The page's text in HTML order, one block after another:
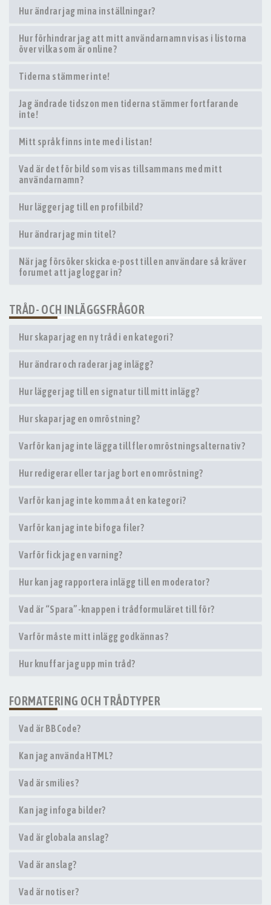
Hur ändrar jag mina inställningar?
Hur förhindrar jag att mitt användarnamn visas i listorna
över vilka som är online?
Tiderna stämmer inte!
Jag ändrade tidszon men tiderna stämmer fortfarande
inte!
Mitt språk finns inte med i listan!
Vad är det för bild som visas tillsammans med mitt
användarnamn?
Hur lägger jag till en profilbild?
Hur ändrar jag min titel?
När jag försöker skicka e-post till en användare så kräver
forumet att jag loggar in?
TRÅD- OCH INLÄGGSFRÅGOR
Hur skapar jag en ny tråd i en kategori?
Hur ändrar och raderar jag inlägg?
Hur lägger jag till en signatur till mitt inlägg?
Hur skapar jag en omröstning?
Varför kan jag inte lägga till fler omröstningsalternativ?
Hur redigerar eller tar jag bort en omröstning?
Varför kan jag inte komma åt en kategori?
Varför kan jag inte bifoga filer?
Varför fick jag en varning?
Hur kan jag rapportera inlägg till en moderator?
Vad är “Spara”-knappen i trådformuläret till för?
Varför måste mitt inlägg godkännas?
Hur knuffar jag upp min tråd?
FORMATERING OCH TRÅDTYPER
Vad är BBCode?
Kan jag använda HTML?
Vad är smilies?
Kan jag infoga bilder?
Vad är globala anslag?
Vad är anslag?
Vad är notiser?